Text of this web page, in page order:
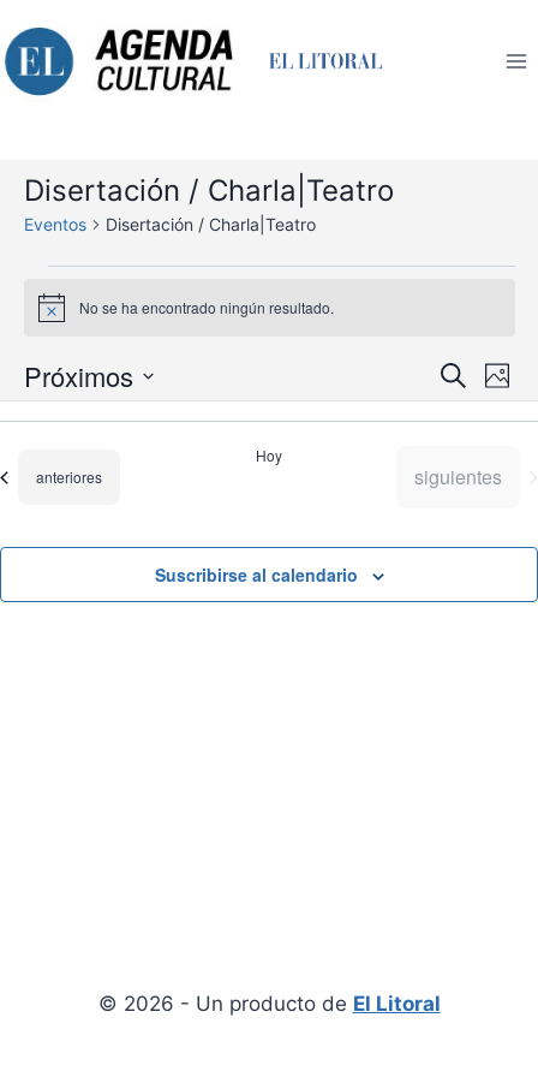
al
contenido
Disertación / Charla|Teatro
Eventos Disertación / Charla|Teatro
Aviso No se ha encontrado ningún resultado.
búsqueda
vistas
de
Buscar
de
Foto
Próximos
events
View
Eventos
anteriores
Hoy
Eventos
siguientes
Suscribirse al calendario
© 2026 - Un producto de El Litoral